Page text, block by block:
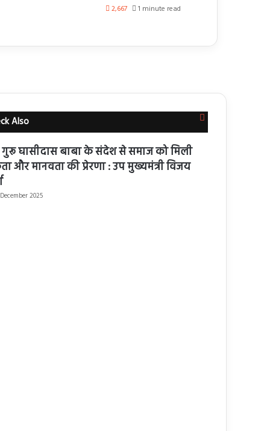
2,667 1 minute read
Also Close
घासीदास बाबा के संदेश से समाज को मिली
और मानवता की प्रेरणा : उप मुख्यमंत्री विजय
2025